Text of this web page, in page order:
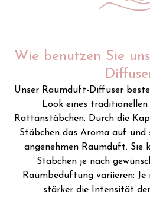
Wie benutzen Sie
Unser Raumduft-Diffuser
Look eines
Rattanstäbchen. Durch die
Stäbchen das Aroma auf
angenehmen Raumduft. Sie
Stäbchen je nach
Raumbeduftung variieren:
stärker die Intensität